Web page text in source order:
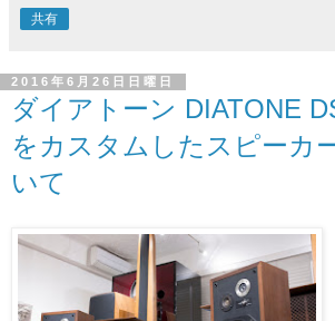
共有
2016年6月26日日曜日
ダイアトーン DIATONE
をカスタムしたスピーカ
いて